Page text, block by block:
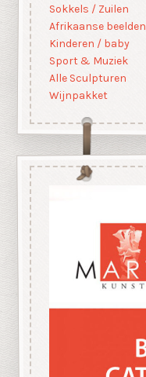
Sokkels / Zuilen
Afrikaanse beelden
Kinderen / baby
Sport & Muziek
Alle Sculpturen
Wijnpakket